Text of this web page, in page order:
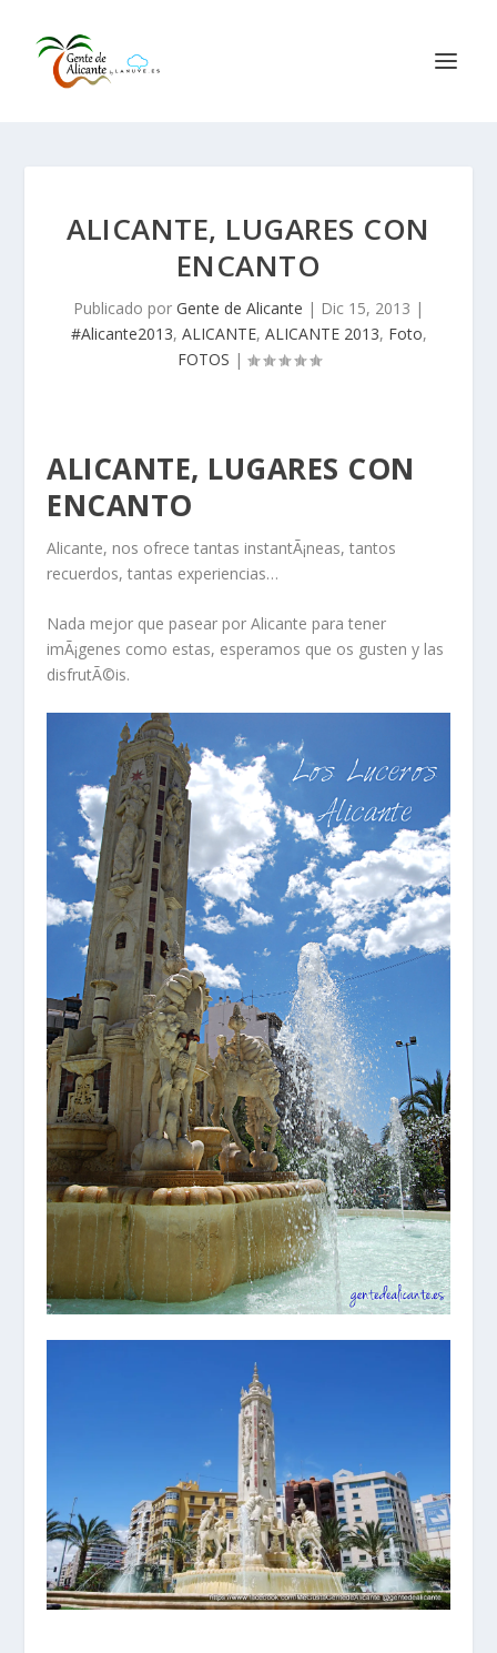
ALICANTE, LUGARES CON
ENCANTO
Publicado por Gente de Alicante | Dic 15, 2013 |
#Alicante2013, ALICANTE, ALICANTE 2013, Foto,
FOTOS |
ALICANTE, LUGARES CON
ENCANTO
Alicante, nos ofrece tantas instantÃ¡neas, tantos
recuerdos, tantas experiencias…
Nada mejor que pasear por Alicante para tener
imÃ¡genes como estas, esperamos que os gusten y las
disfrutÃ©is.